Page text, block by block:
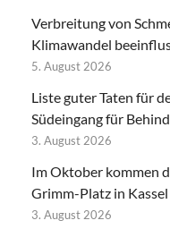
Verbreitung von
Klimawandel
5. August 2026
Liste guter Taten für
Südeingang für
3. August 2026
Im Oktober kommen
Grimm-Platz in Kassel
3. August 2026